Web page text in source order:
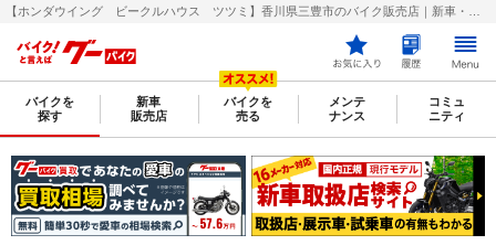
バイクを
探す
新車
販売店
バイクを
売る
メンテ
ナンス
コミュ
ニティ